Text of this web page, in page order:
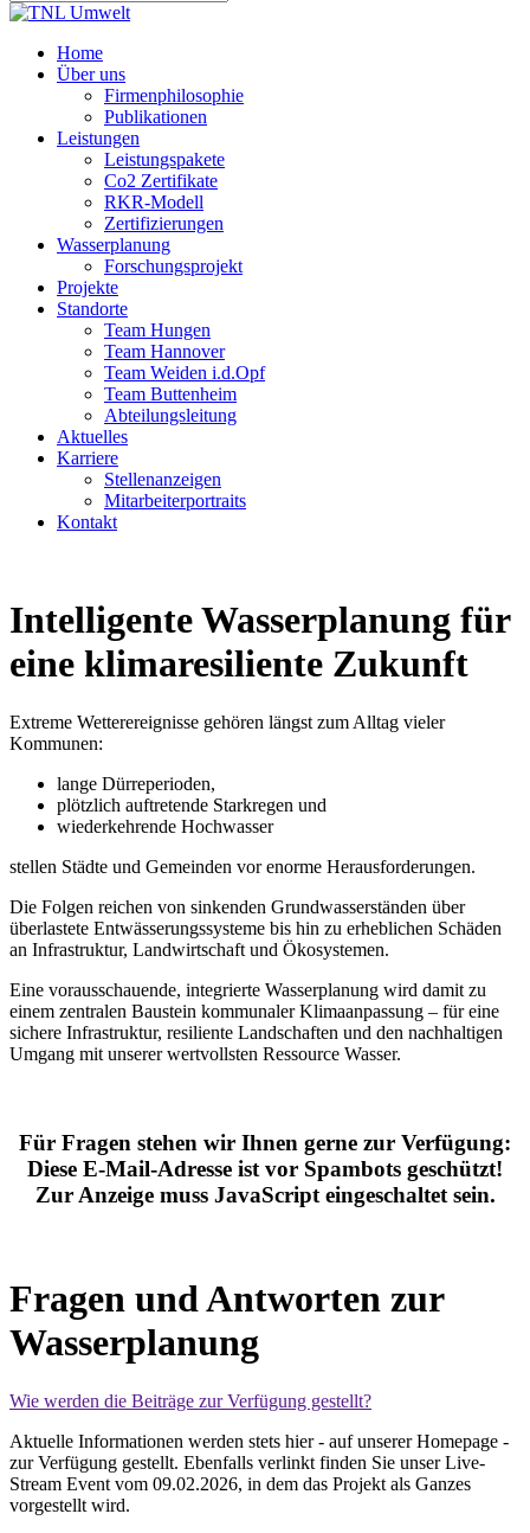
Home
Über uns
Firmenphilosophie
Publikationen
Leistungen
Leistungspakete
Co2 Zertifikate
RKR-Modell
Zertifizierungen
Wasserplanung
Forschungsprojekt
Projekte
Standorte
Team Hungen
Team Hannover
Team Weiden i.d.Opf
Team Buttenheim
Abteilungsleitung
Aktuelles
Karriere
Stellenanzeigen
Mitarbeiterportraits
Kontakt
Intelligente Wasserplanung für
eine klimaresiliente Zukunft
Extreme Wetterereignisse gehören längst zum Alltag vieler
Kommunen:
lange Dürreperioden,
plötzlich auftretende Starkregen und
wiederkehrende Hochwasser
stellen Städte und Gemeinden vor enorme Herausforderungen.
Die Folgen reichen von sinkenden Grundwasserständen über
überlastete Entwässerungssysteme bis hin zu erheblichen Schäden
an Infrastruktur, Landwirtschaft und Ökosystemen.
Eine vorausschauende, integrierte Wasserplanung wird damit zu
einem zentralen Baustein kommunaler Klimaanpassung – für eine
sichere Infrastruktur, resiliente Landschaften und den nachhaltigen
Umgang mit unserer wertvollsten Ressource Wasser.
Für Fragen stehen wir Ihnen gerne zur Verfügung:
Diese E-Mail-Adresse ist vor Spambots geschützt!
Zur Anzeige muss JavaScript eingeschaltet sein.
Fragen und Antworten zur
Wasserplanung
Wie werden die Beiträge zur Verfügung gestellt?
Aktuelle Informationen werden stets hier - auf unserer Homepage -
zur Verfügung gestellt. Ebenfalls verlinkt finden Sie unser Live-
Stream Event vom 09.02.2026, in dem das Projekt als Ganzes
vorgestellt wird.